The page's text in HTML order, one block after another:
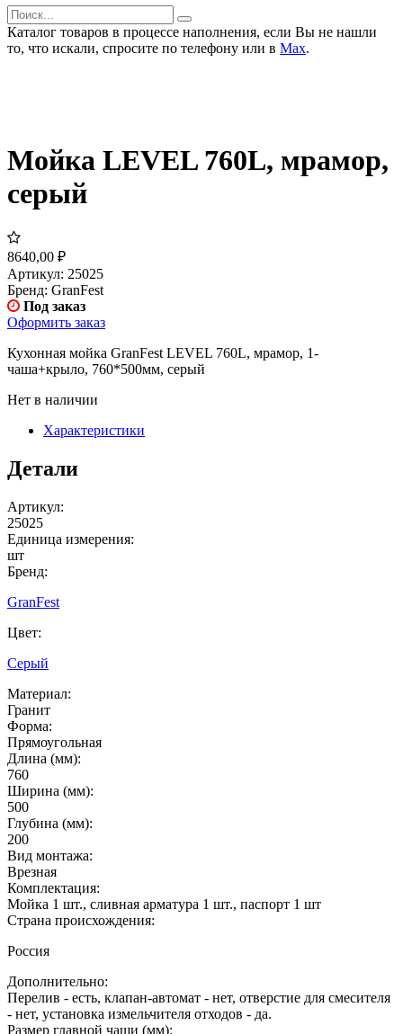
Каталог товаров в процессе наполнения, если Вы не нашли
то, что искали, спросите по телефону или в Мах.
Мойка LEVEL 760L, мрамор,
серый
8640,00 ₽
Артикул: 25025
Бренд: GranFest
Под заказ
Оформить заказ
Кухонная мойка GranFest LEVEL 760L, мрамор, 1-
чаша+крыло, 760*500мм, серый
Нет в наличии
Характеристики
Детали
Артикул:
25025
Единица измерения:
шт
Бренд:
GranFest
Цвет:
Серый
Материал:
Гранит
Форма:
Прямоугольная
Длина (мм):
760
Ширина (мм):
500
Глубина (мм):
200
Вид монтажа:
Врезная
Комплектация:
Мойка 1 шт., сливная арматура 1 шт., паспорт 1 шт
Страна происхождения:
Россия
Дополнительно:
Перелив - есть, клапан-автомат - нет, отверстие для смесителя
- нет, установка измельчителя отходов - да.
Размер главной чаши (мм):